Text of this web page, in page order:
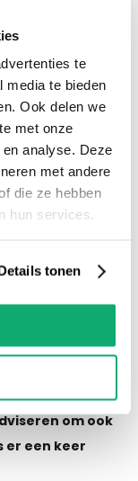
te
media te bieden
Ook delen we
met onze
analyse. Deze
met andere
die ze hebben
hun services.
tonen
en ruime
om in de
View!
niet retour!
kan altijd
adviseren
niet retour! De
altijd iets
om ook
er een keer